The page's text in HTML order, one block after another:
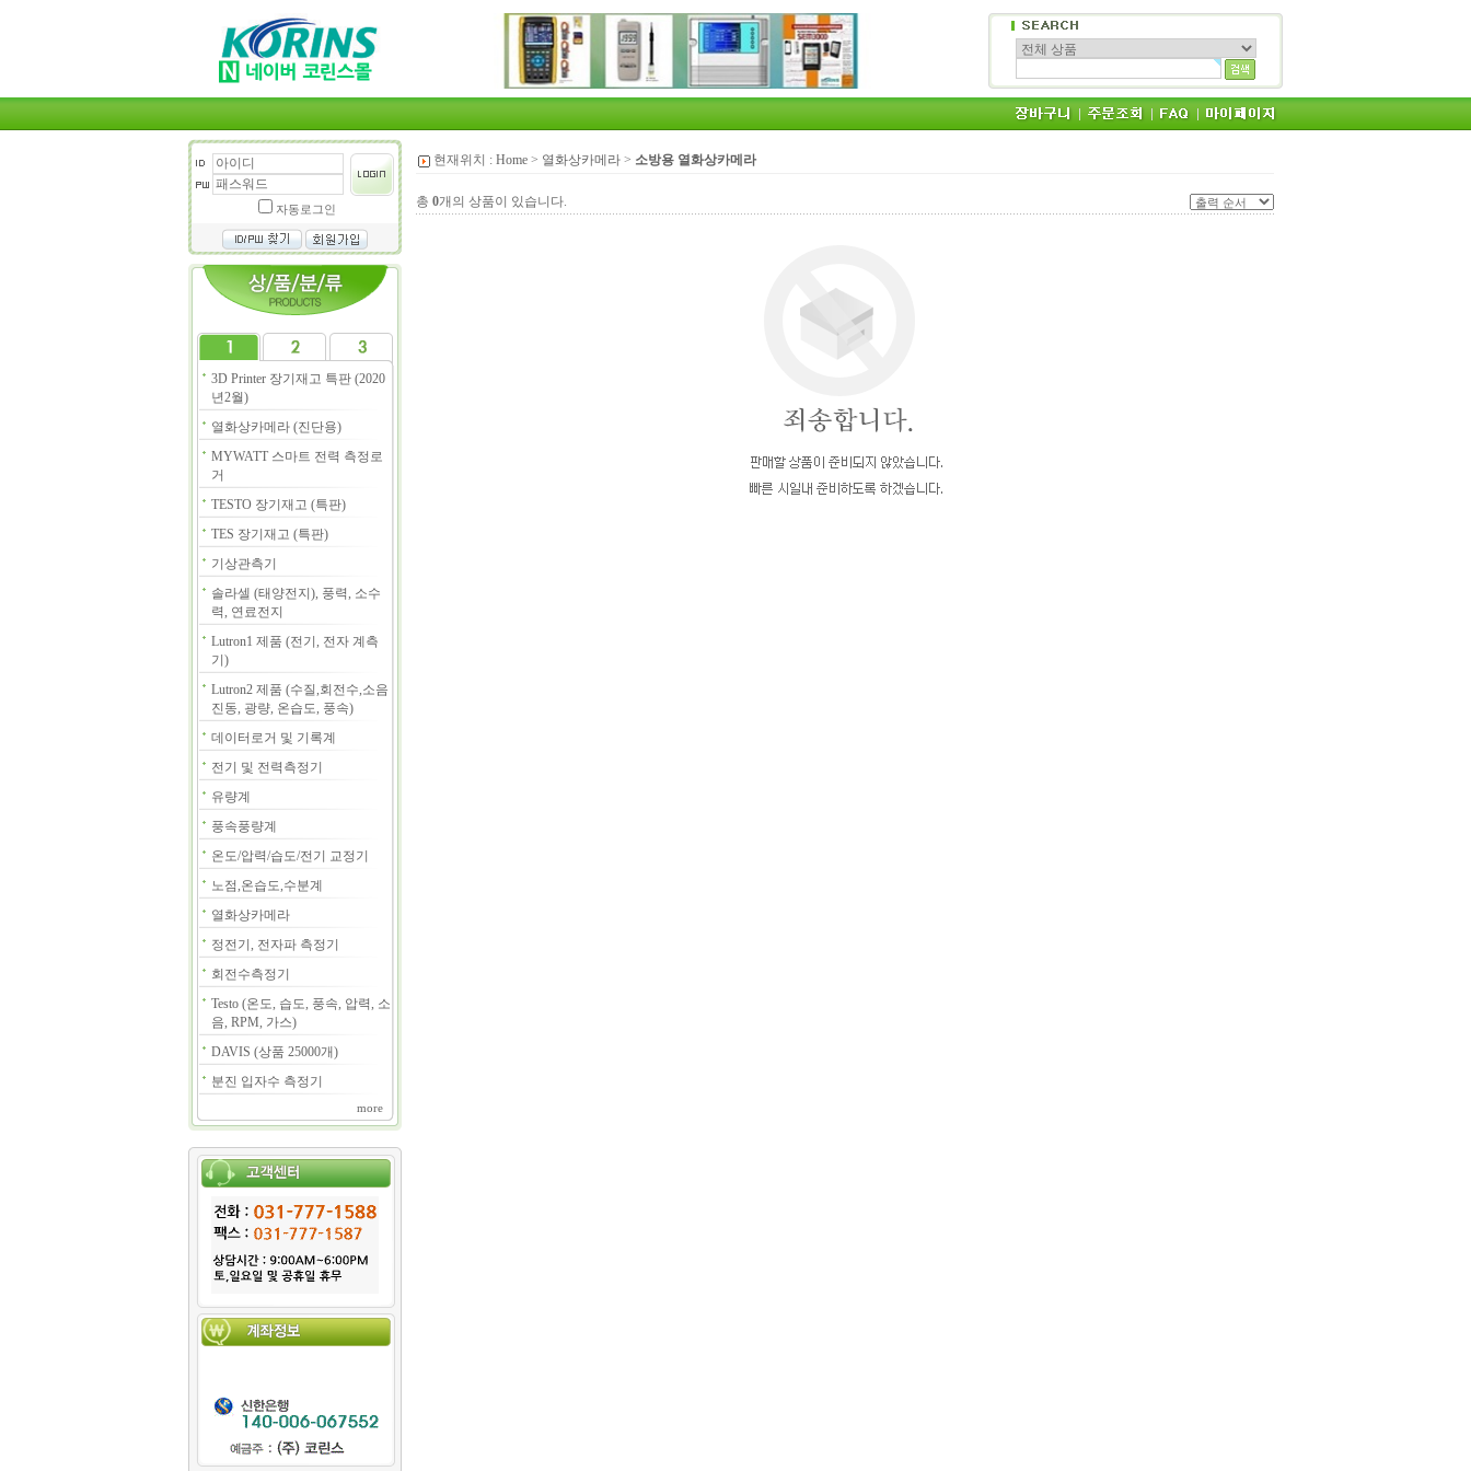
자동로그인
3D Printer 장기재고 특판 (2020
년2월)
열화상카메라 (진단용)
MYWATT 스마트 전력 측정로
거
TESTO 장기재고 (특판)
TES 장기재고 (특판)
기상관측기
솔라셀 (태양전지), 풍력, 소수
력, 연료전지
Lutron1 제품 (전기, 전자 계측
기)
Lutron2 제품 (수질,회전수,소음
진동, 광량, 온습도, 풍속)
데이터로거 및 기록계
전기 및 전력측정기
유량계
풍속풍량계
온도/압력/습도/전기 교정기
노점,온습도,수분계
열화상카메라
정전기, 전자파 측정기
회전수측정기
Testo (온도, 습도, 풍속, 압력, 소
음, RPM, 가스)
DAVIS (상품 25000개)
분진 입자수 측정기
more
현재위치 : Home > 열화상카메라 > 소방용 열화상카메라
총 0개의 상품이 있습니다.